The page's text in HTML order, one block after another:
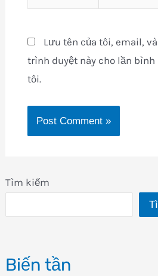
Tìm kiếm
Biến tần
Lưu tên của tôi, email,
trình duyệt này cho lần bình
tôi.